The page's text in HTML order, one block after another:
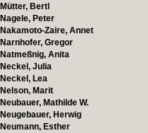
Mütter, Bertl
Nagele, Peter
Nakamoto-Zaire, Annet
Narnhofer, Gregor
Natmeßnig, Anita
Neckel, Julia
Neckel, Lea
Nelson, Marit
Neubauer, Mathilde W.
Neugebauer, Herwig
Neumann, Esther